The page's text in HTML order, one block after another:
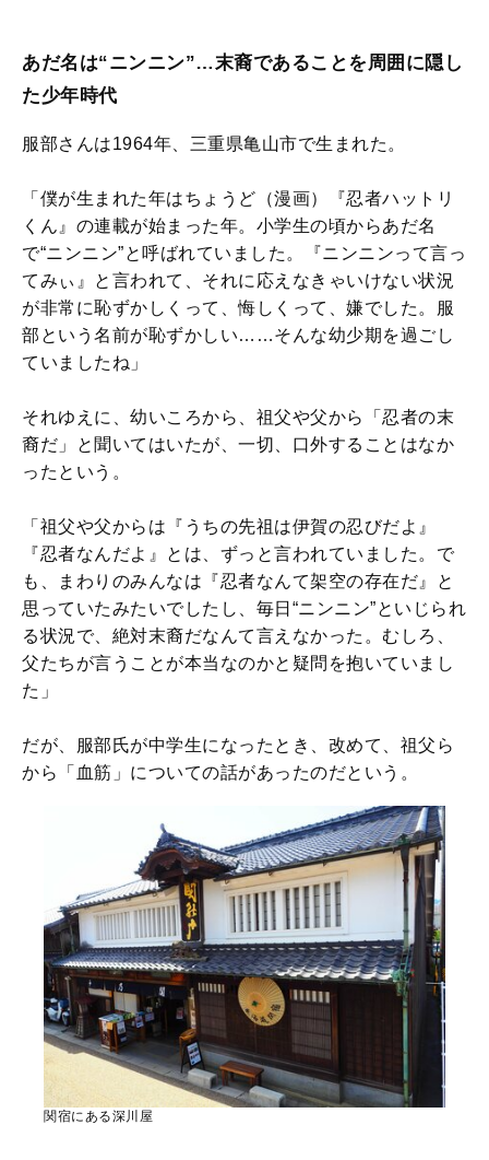
あだ名は“ニンニン”…末裔であることを周囲に隠し
た少年時代
服部さんは1964年、三重県亀山市で生まれた。
「僕が生まれた年はちょうど（漫画）『忍者ハットリ
くん』の連載が始まった年。小学生の頃からあだ名
で“ニンニン”と呼ばれていました。『ニンニンって言っ
てみぃ』と言われて、それに応えなきゃいけない状況
が非常に恥ずかしくって、悔しくって、嫌でした。服
部という名前が恥ずかしい……そんな幼少期を過ごし
ていましたね」
それゆえに、幼いころから、祖父や父から「忍者の末
裔だ」と聞いてはいたが、一切、口外することはなか
ったという。
「祖父や父からは『うちの先祖は伊賀の忍びだよ』
『忍者なんだよ』とは、ずっと言われていました。で
も、まわりのみんなは『忍者なんて架空の存在だ』と
思っていたみたいでしたし、毎日“ニンニン”といじられ
る状況で、絶対末裔だなんて言えなかった。むしろ、
父たちが言うことが本当なのかと疑問を抱いていまし
た」
だが、服部氏が中学生になったとき、改めて、祖父ら
から「血筋」についての話があったのだという。
関宿にある深川屋